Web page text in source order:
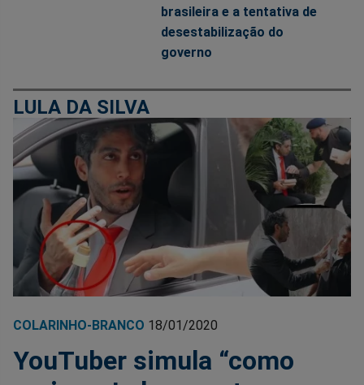
brasileira e a tentativa de
desestabilização do
governo
LULA DA SILVA
COLARINHO-BRANCO 18/01/2020
YouTuber simula “como